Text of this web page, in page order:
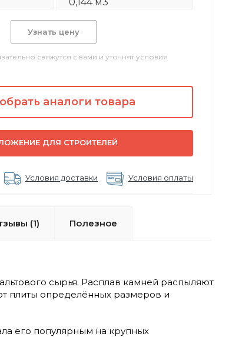
Узнать цену
свяжутся с вами и уточнят условия
аналоги товара
ДЛЯ СТРОИТЕЛЕЙ
Условия доставки Условия оплаты
(1) Полезное
сырья. Расплав камней распыляют
плиты определённых размеров и
его популярным на крупных